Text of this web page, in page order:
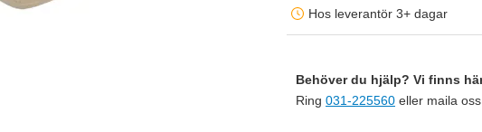
Hos leverantör 3+ dagar
Behöver du hjälp? Vi finns
Ring 031-225560 eller maila oss